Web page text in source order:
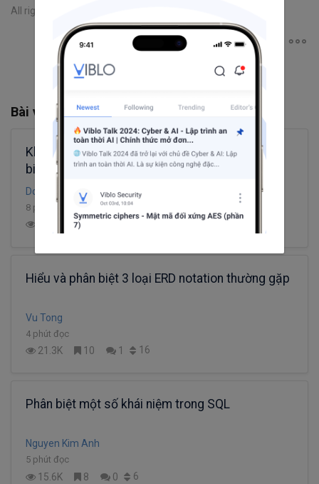
All rights reserved
Bài viết liên quan
Khái niệm cơ bản về SOAP, REST và cách phân
biệt chúng
Do Ngoc Khanh
8 phút đọc
11 -26
Hiểu và phân biệt 3 loại ERD notation thường gặp
Vu Tong
4 phút đọc
21.3K 10 1 16
Phân biệt một số khái niệm trong SQL
Nguyen Kim Anh
5 phút đọc
15.6K 8 0 6